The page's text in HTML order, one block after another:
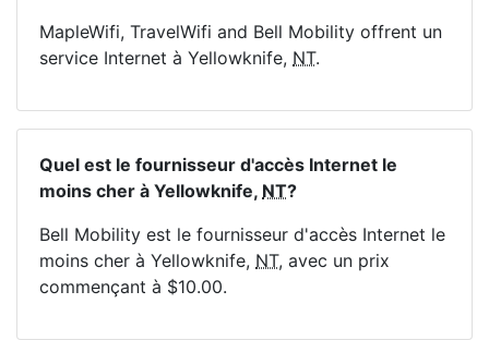
MapleWifi, TravelWifi and Bell Mobility offrent un
service Internet à Yellowknife, NT.
Quel est le fournisseur d'accès Internet le
moins cher à Yellowknife, NT?
Bell Mobility est le fournisseur d'accès Internet le
moins cher à Yellowknife, NT, avec un prix
commençant à $10.00.